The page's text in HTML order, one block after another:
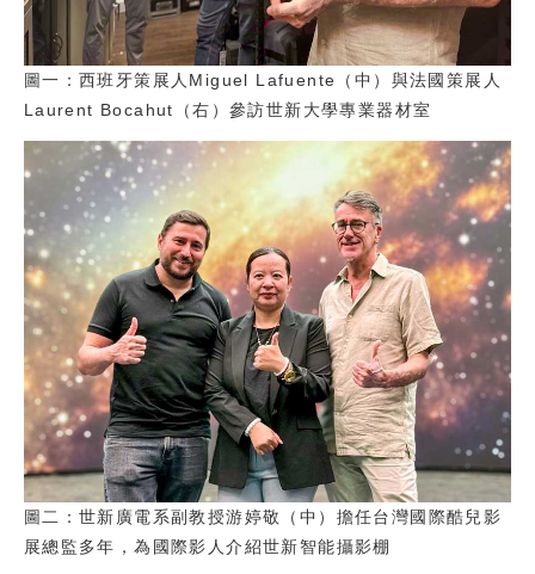
圖一：西班牙策展人Miguel Lafuente（中）與法國策展人
Laurent Bocahut（右）參訪世新大學專業器材室
圖二：世新廣電系副教授游婷敬（中）擔任台灣國際酷兒影
展總監多年，為國際影人介紹世新智能攝影棚